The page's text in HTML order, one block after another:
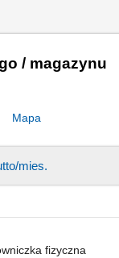
/ magazynu
Mapa
mies.
fizyczna